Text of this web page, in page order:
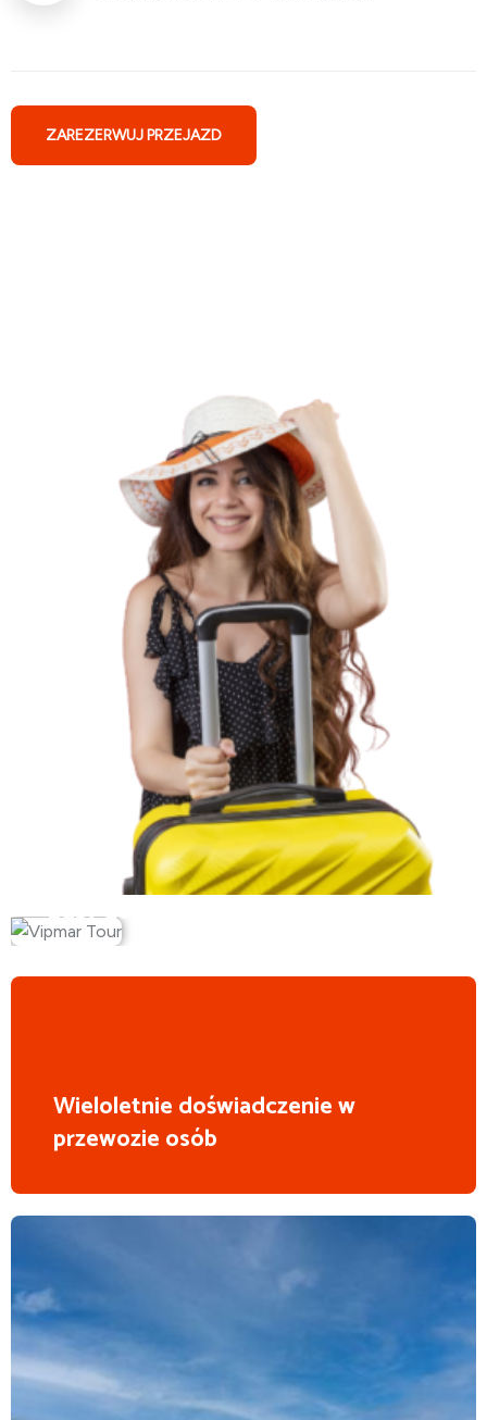
ZAREZERWUJ PRZEJAZD
Busy do Niemiec z Olsztyna
Wieloletnie doświadczenie w
przewozie osób